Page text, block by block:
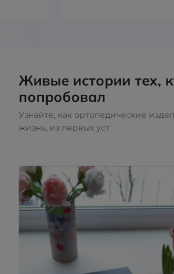
Живые истории тех,
попробовал
Узнайте, как ортопедические
жизнь, из первых уст